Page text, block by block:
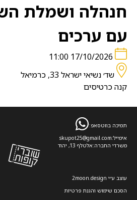
חנהלה ושמלת
עם ערכים
17/10/2026 11:00
שד׳ נשיאי ישראל 33, כרמיאל
קנה כרטיסים
תמיכה בווטסאפ:
skupot25@gmail.comאימייל:
אלטלף 13, יהודמשרדי החברה:
עוצב ע׳׳י 2moon.design
הסכם שימוש והגנת פרטיות